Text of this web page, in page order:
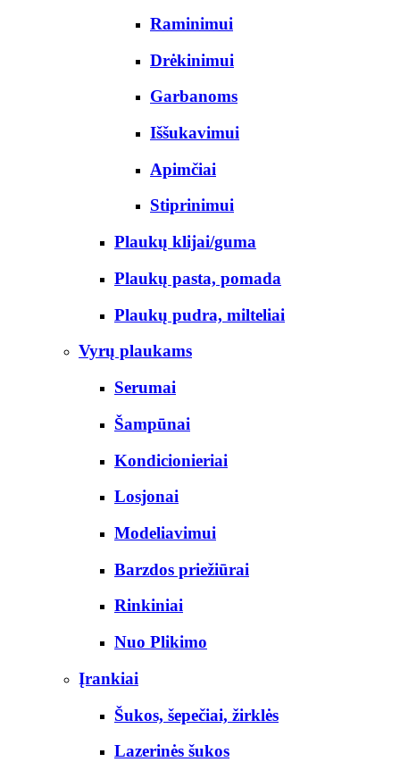
Raminimui
Drėkinimui
Garbanoms
Iššukavimui
Apimčiai
Stiprinimui
Plaukų klijai/guma
Plaukų pasta, pomada
Plaukų pudra, milteliai
Vyrų plaukams
Serumai
Šampūnai
Kondicionieriai
Losjonai
Modeliavimui
Barzdos priežiūrai
Rinkiniai
Nuo Plikimo
Įrankiai
Šukos, šepečiai, žirklės
Lazerinės šukos